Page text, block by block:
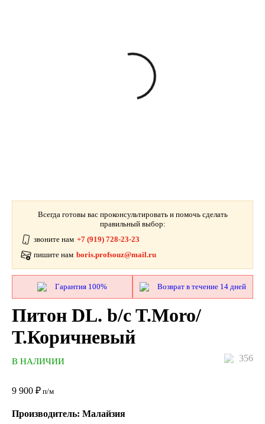
Всегда готовы вас проконсультировать и помочь сделать
правильный выбор:
звоните нам +7 (919) 728-23-23
пишите нам boris.profsouz@mail.ru
Гарантия 100% Возврат в течение 14 дней
Питон DL. b/c T.Moro/
Т.Коричневый
356
В НАЛИЧИИ
9 900 ₽ п/м
Производитель: Малайзия